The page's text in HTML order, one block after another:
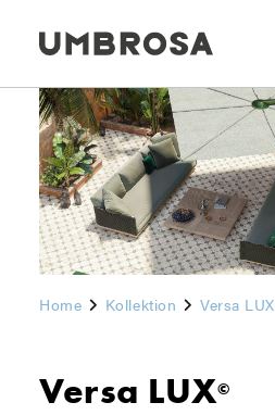
Home Kollektion Versa LUX
Versa LUX©